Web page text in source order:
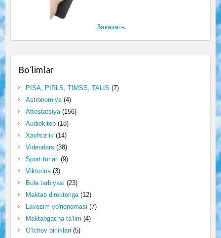
Заказать
Bo‘limlar
PISA, PIRLS, TIMSS, TALIS (7)
Astronomiya(4)
Attestatsiya(156)
Audiokitob(18)
Xavfsizlik(14)
Videodars (38)
Sport turlari (9)
Viktorina(3)
Bola tarbiyasi (23)
Maktab direktoriga(12)
Lavozim yo'riqnomasi (7)
Maktabgacha ta’lim (4)
O‘lchov birliklari (5)